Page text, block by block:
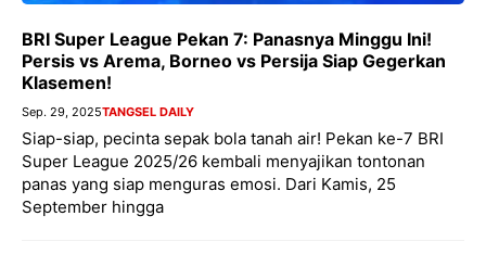
BRI Super League Pekan 7: Panasnya Minggu Ini!
Persis vs Arema, Borneo vs Persija Siap Gegerkan
Klasemen!
Sep. 29, 2025TANGSEL DAILY
Siap-siap, pecinta sepak bola tanah air! Pekan ke-7 BRI
Super League 2025/26 kembali menyajikan tontonan
panas yang siap menguras emosi. Dari Kamis, 25
September hingga